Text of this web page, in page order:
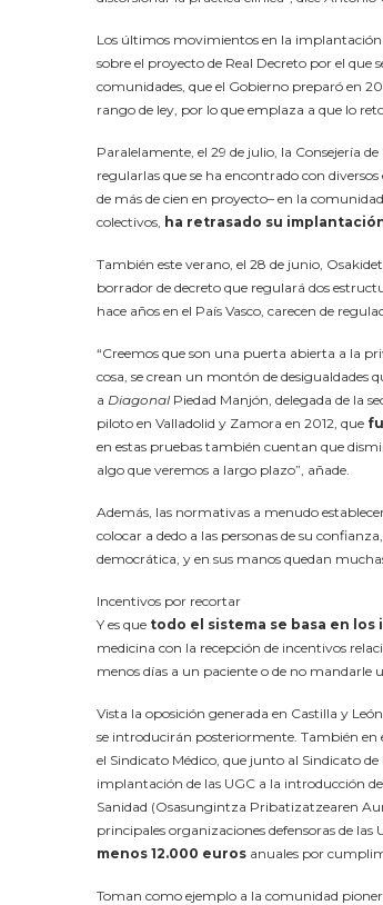
Los últimos movimientos en la implantación
sobre el proyecto de Real Decreto por el que
comunidades, que el Gobierno preparó en
rango de ley, por lo que emplaza a que lo
Paralelamente, el 29 de julio, la Consejería
regularlas que se ha encontrado con
de más de cien en proyecto– en la
colectivos, ha retrasado su
También este verano, el 28 de junio,
borrador de decreto que regulará dos
hace años en el País Vasco, carecen de
“Creemos que son una puerta abierta a la
cosa, se crean un montón de desigualdades
a Diagonal Piedad Manjón, delegada de la
piloto en Valladolid y Zamora en 2012, que
en estas pruebas también cuentan que
algo que veremos a largo plazo”, añade.
Además, las normativas a menudo
colocar a dedo a las personas de su
democrática, y en sus manos quedan
Incentivos por recortar
Y es que todo el sistema se basa en
medicina con la recepción de incentivos
menos días a un paciente o de no mandarle
Vista la oposición generada en Castilla y
se introducirán posteriormente. También en
el Sindicato Médico, que junto al Sindicato
implantación de las UGC a la introducción
Sanidad (Osasungintza Pribatizatzearen
principales organizaciones defensoras de las
menos 12.000 euros anuales por
Toman como ejemplo a la comunidad